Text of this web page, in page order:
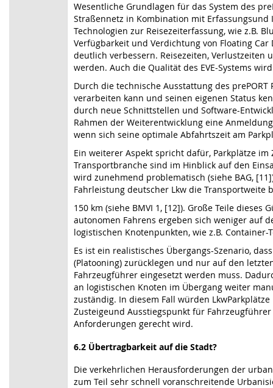
Wesentliche Grundlagen für das System des
Straßennetz in Kombination mit
Technologien zur Reisezeiterfassung, wie z.B.
Verfügbarkeit und Verdichtung von Floating
deutlich verbessern. Reisezeiten,
werden. Auch die Qualität des EVE-Systems
Durch die technische Ausstattung des
verarbeiten kann und seinen eigenen Status
durch neue Schnittstellen und Software-
Rahmen der Weiterentwicklung eine
wenn sich seine optimale Abfahrtszeit am
Ein weiterer Aspekt spricht dafür, Parkplätze
Transportbranche sind im Hinblick auf den
wird zunehmend problematisch (siehe BAG,
Fahrleistung deutscher Lkw die Transportweite
150 km (siehe BMVI 1, [12]). Große Teile
autonomen Fahrens ergeben sich weniger auf
logistischen Knotenpunkten, wie z.B.
Es ist ein realistisches Übergangs-Szenario,
(Platooning) zurücklegen und nur auf den
Fahrzeugführer eingesetzt werden muss.
an logistischen Knoten im Übergang weiter
zuständig. In diesem Fall würden
Zusteigeund Ausstiegspunkt für
Anforderungen gerecht wird.
6.2 Übertragbarkeit auf die Stadt?
Die verkehrlichen Herausforderungen der
zum Teil sehr schnell voranschreitende